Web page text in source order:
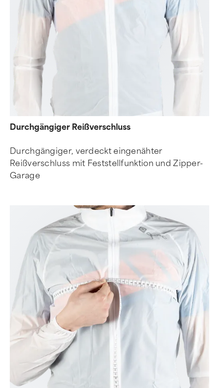
Durchgängiger Reißverschluss
Durchgängiger, verdeckt eingenähter
Reißverschluss mit Feststellfunktion und Zipper-
Garage